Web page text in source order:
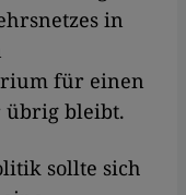
in
für einen
übrig bleibt.
sollte sich